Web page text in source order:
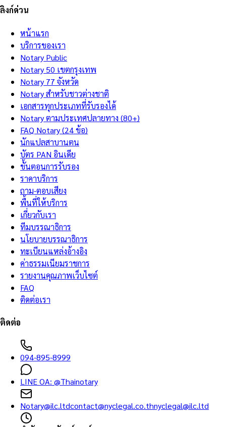
ลิงก์ด่วน
หน้าแรก
บริการของเรา
Notary Public
Notary 50 เขตกรุงเทพ
Notary 77 จังหวัด
Notary สำหรับชาวต่างชาติ
เอกสารทุกประเภทที่รับรองได้
Notary ตามประเทศปลายทาง (80+)
FAQ Notary (24 ข้อ)
นักแปลสาบานตน
บัตร PAN อินเดีย
ขั้นตอนการรับรอง
ราคาบริการ
ถาม-ตอบเสียง
พื้นที่ให้บริการ
เกี่ยวกับเรา
ทีมบรรณาธิการ
นโยบายบรรณาธิการ
ทะเบียนแหล่งอ้างอิง
ค่าธรรมเนียมราชการ
รายงานคุณภาพเว็บไซต์
FAQ
ติดต่อเรา
ติดต่อ
094-895-8999
LINE OA: @Thainotary
Notary@ilc.ltdcontact@nyclegal.co.thnyclegal@ilc.ltd